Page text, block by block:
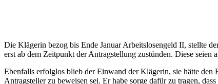
Die Klägerin bezog bis Ende Januar Arbeitslosengeld II, stellte
erst ab dem Zeitpunkt der Antragstellung zustünden. Diese seien
Ebenfalls erfolglos blieb der Einwand der Klägerin, sie hätte den
Antragsteller zu beweisen sei. Er habe sorge dafür zu tragen,